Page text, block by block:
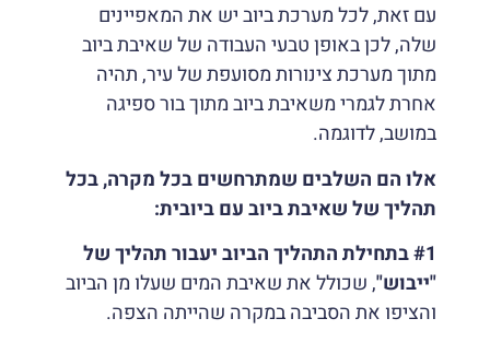
עם זאת, לכל מערכת ביוב יש את המאפיינים
שלה, לכן באופן טבעי העבודה של שאיבת ביוב
מתוך מערכת צינורות מסועפת של עיר, תהיה
אחרת לגמרי משאיבת ביוב מתוך בור ספיגה
במושב, לדוגמה.
אלו הם השלבים שמתרחשים בכל מקרה, בכל
תהליך של שאיבת ביוב עם ביובית:
#1 בתחילת התהליך הביוב יעבור תהליך של
"ייבוש", שכולל את שאיבת המים שעלו מן הביוב
והציפו את הסביבה במקרה שהייתה הצפה.